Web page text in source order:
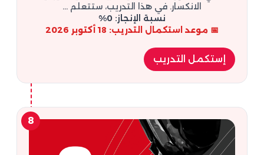
الانكسار. في هذا التدريب، ستتعلم ...
نسبة الإنجاز: 0%
📅 موعد استكمال التدريب: 18 أكتوبر 2026
إستكمل التدريب
8